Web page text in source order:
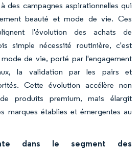
des campagnes aspirationnelles qui
beauté et mode de vie. Ces
l'évolution des achats de
simple nécessité routinière, c'est
de vie, porté par l'engagement
la validation par les pairs et
Cette évolution accélère non
produits premium, mais élargit
marques établies et émergentes au
dans le segment des